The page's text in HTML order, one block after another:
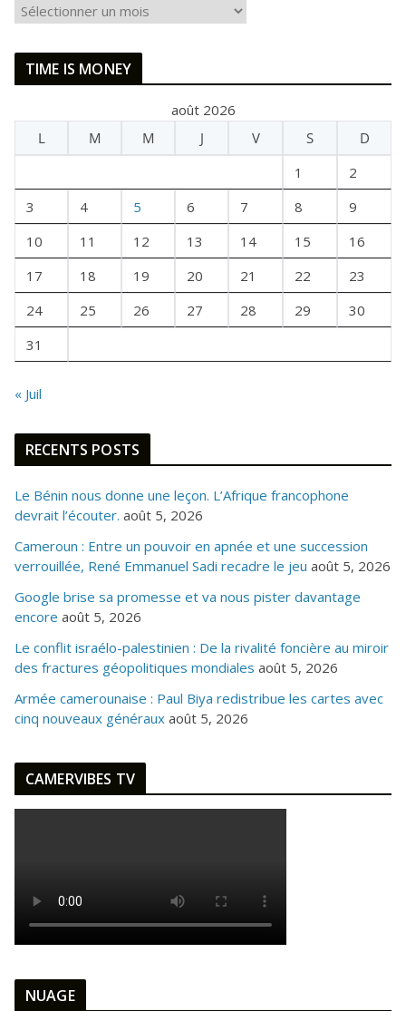
E
I
U
F
S
TIME IS MONEY
août 2026
L
M M J V S
D
1
2
3
4 5 6 7 8
9
10
11 12 13 14 15
16
17
18 19 20 21 22
23
24
25 26 27 28 29
30
31
« Juil
RECENTS POSTS
Le Bénin nous donne une leçon. L’Afrique francophone
devrait l’écouter. août 5, 2026
Cameroun : Entre un pouvoir en apnée et une succession
verrouillée, René Emmanuel Sadi recadre le jeu août 5, 2026
Google brise sa promesse et va nous pister davantage
encore août 5, 2026
Le conflit israélo-palestinien : De la rivalité foncière au miroir
des fractures géopolitiques mondiales août 5, 2026
Armée camerounaise : Paul Biya redistribue les cartes avec
cinq nouveaux généraux août 5, 2026
CAMERVIBES TV
NUAGE